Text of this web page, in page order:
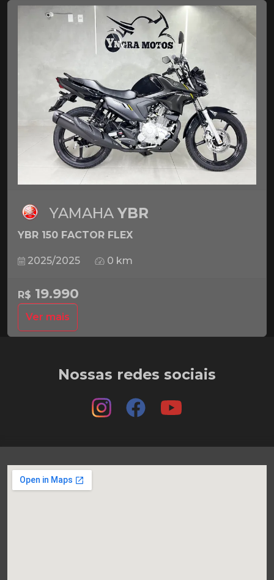
YAMAHA YBR
YBR 150 FACTOR FLEX
2025/2025 0 km
R$ 19.990
Ver mais
Nossas redes sociais